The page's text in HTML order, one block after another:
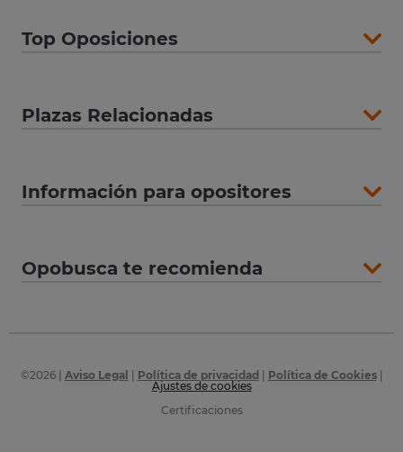
Top Oposiciones
Plazas Relacionadas
Información para opositores
Opobusca te recomienda
©2026| Aviso Legal Política de privacidad Política de Cookies|
Ajustes de cookies
Certificaciones